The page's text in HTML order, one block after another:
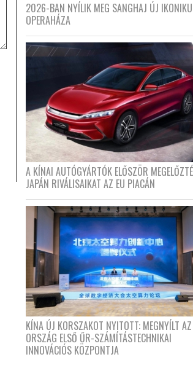
2026-BAN NYÍLIK MEG SANGHAJ ÚJ
OPERAHÁZA
A KÍNAI AUTÓGYÁRTÓK ELŐSZÖR
JAPÁN RIVÁLISAIKAT AZ EU PIACÁN
KÍNA ÚJ KORSZAKOT NYITOTT: MEGNYÍLT AZ
ORSZÁG ELSŐ ŰR-SZÁMÍTÁSTECHNIKAI
INNOVÁCIÓS KÖZPONTJA